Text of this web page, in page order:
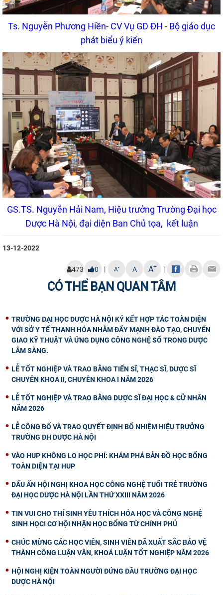
Ts. Nguyễn Phương Hiền- CV Vụ GD ĐH - Bộ giáo dục
phát biểu ý kiến
GS.TS. Nguyễn Hải Nam, Hiệu trưởng Trường Đại học
Dược Hà Nội, đại diện Ban Chủ tọa, kết luận
13-12-2022
473 0 | A- A A+ |
CÓ THỂ BẠN QUAN TÂM
TRƯỜNG ĐẠI HỌC DƯỢC HÀ NỘI KÝ KẾT HỢP TÁC TOÀN DIỆN
VỚI SỞ Y TẾ THANH HÓA NHẰM ĐẨY MẠNH ĐÀO TẠO, CHUYỂN
GIAO KỸ THUẬT VÀ ỨNG DỤNG CÔNG NGHỆ SỐ TRONG DƯỢC
LÂM SÀNG.
LỄ TỐT NGHIỆP VÀ TRAO BẰNG TIẾN SĨ, THẠC SĨ, DƯỢC SĨ
CHUYÊN KHOA II, CHUYÊN KHOA I NĂM 2026
LỄ TỐT NGHIỆP VÀ TRAO BẰNG DƯỢC SĨ ĐẠI HỌC & CỬ NHÂN
NĂM 2026
LỄ CÔNG BỐ VÀ TRAO QUYẾT ĐỊNH BỔ NHIỆM HIỆU TRƯỞNG
TRƯỜNG ĐH DƯỢC HÀ NỘI
VÀO HUP KHÔNG LO HỌC PHÍ: KHÁM PHÁ BẢN ĐỒ HỌC BỔNG
TOÀN DIỆN TẠI HUP
DẤU ẤN HỘI NGHỊ KHOA HỌC CÔNG NGHỆ TUỔI TRẺ TRƯỜNG
ĐẠI HỌC DƯỢC HÀ NỘI LẦN THỨ XXIII NĂM 2026
TIN VUI CHO THÍ SINH YÊU THÍCH HÓA HỌC VÀ CÔNG NGHỆ
SINH HỌC! CƠ HỘI NHẬN HỌC BỔNG TỪ CHÍNH PHỦ
CHÚC MỪNG CÁC HỌC VIÊN, SINH VIÊN ĐÃ XUẤT SẮC BẢO VỆ
THÀNH CÔNG LUẬN VĂN, KHOÁ LUẬN TỐT NGHIỆP NĂM 2026
HỘI NGHỊ KIỆN TOÀN NGƯỜI ĐỨNG ĐẦU TRƯỜNG ĐẠI HỌC
DƯỢC HÀ NỘI